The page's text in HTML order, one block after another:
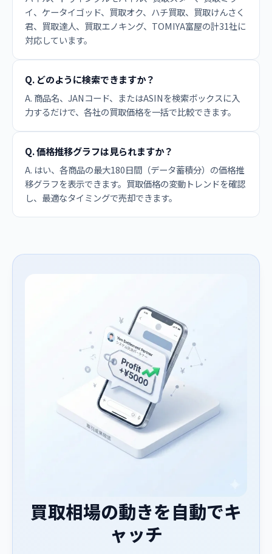
イ、ケータイゴッド、買取オク、ハチ買取、買取けんさく
君、買取達人、買取エノキング、TOMIYA富屋の計31社に
対応しています。
Q. どのように検索できますか？
A. 商品名、JANコード、またはASINを検索ボックスに入
力するだけで、各社の買取価格を一括で比較できます。
Q. 価格推移グラフは見られますか？
A. はい、各商品の最大180日間（データ蓄積分）の価格推
移グラフを表示できます。買取価格の変動トレンドを確認
し、最適なタイミングで売却できます。
買取相場の動きを自動でキ
ャッチ